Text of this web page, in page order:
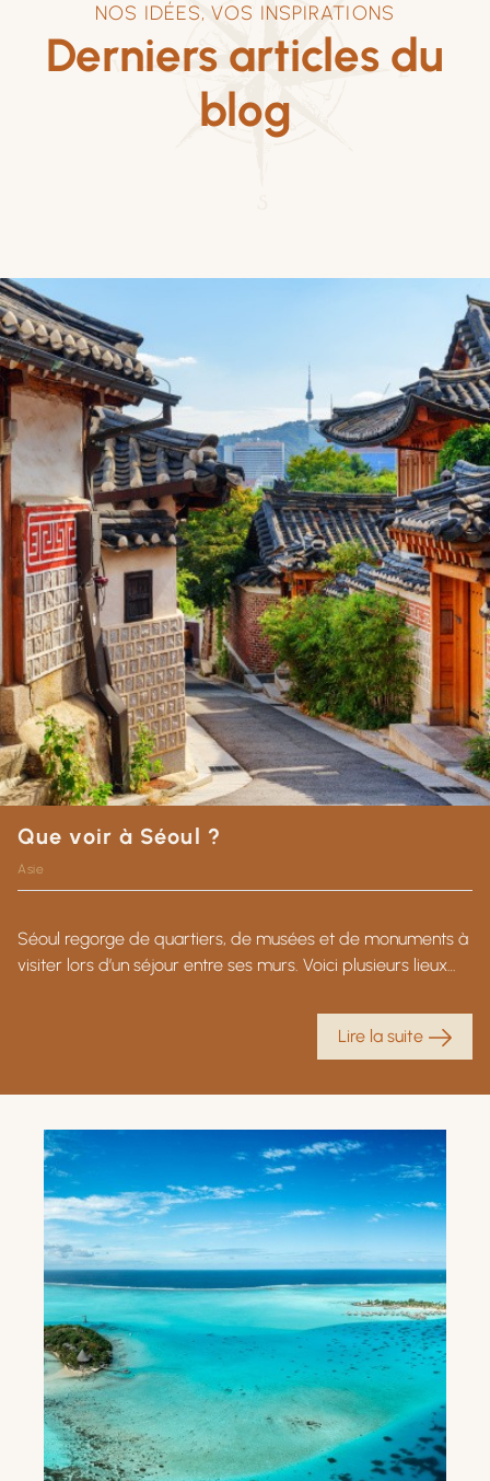
NOS IDÉES, VOS INSPIRATIONS
Derniers articles du
blog
Que voir à Séoul ?
Asie
Séoul regorge de quartiers, de musées et de monuments à
visiter lors d’un séjour entre ses murs. Voici plusieurs lieux
Lire la suite